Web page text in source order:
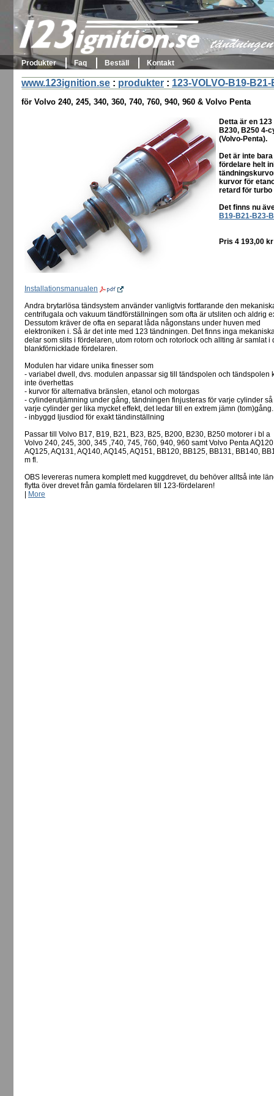
123ignition.se
Produkter Faq Beställ Kontakt
www.123ignition.se : produkter : 123-VOLVO-B19-
för Volvo 240, 245, 340, 360, 740, 760, 940, 960 & Volvo Penta
Detta är en
B230, B250 4-
(Volvo-Penta).
Det är inte
fördelare helt
kurvor för
retard för
Det finns nu
B19-B21-B23-
Pris 4 193,00
Installationsmanualen
Andra brytarlösa tändsystem använder vanligtvis fortfarande den
centrifugala och vakuum tändförställningen som ofta är utsliten och aldrig
Dessutom kräver de ofta en separat låda någonstans under huven med
elektroniken i. Så är det inte med 123 tändningen. Det finns inga
delar som slits i fördelaren, utom rotorn och rotorlock och allting är samlat i
blankförnicklade fördelaren.
Modulen har vidare unika finesser som
- variabel dwell, dvs. modulen anpassar sig till tändspolen och tändspolen
inte överhettas
- kurvor för alternativa bränslen, etanol och motorgas
- cylinderutjämning under gång, tändningen finjusteras för varje cylinder så
varje cylinder ger lika mycket effekt, det ledar till en extrem jämn (tom)gång.
- inbyggd ljusdiod för exakt tändinställning
Passar till Volvo B17, B19, B21, B23, B25, B200, B230, B250 motorer i bl a
Volvo 240, 245, 300, 345 ,740, 745, 760, 940, 960 samt Volvo Penta
AQ125, AQ131, AQ140, AQ145, AQ151, BB120, BB125, BB131, BB140,
m fl.
OBS levereras numera komplett med kuggdrevet, du behöver alltså inte
flytta över drevet från gamla fördelaren till 123-fördelaren!
More